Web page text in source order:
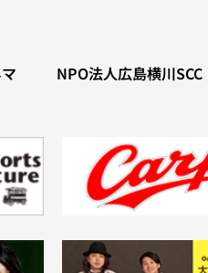
NPO法人広島横川SCC